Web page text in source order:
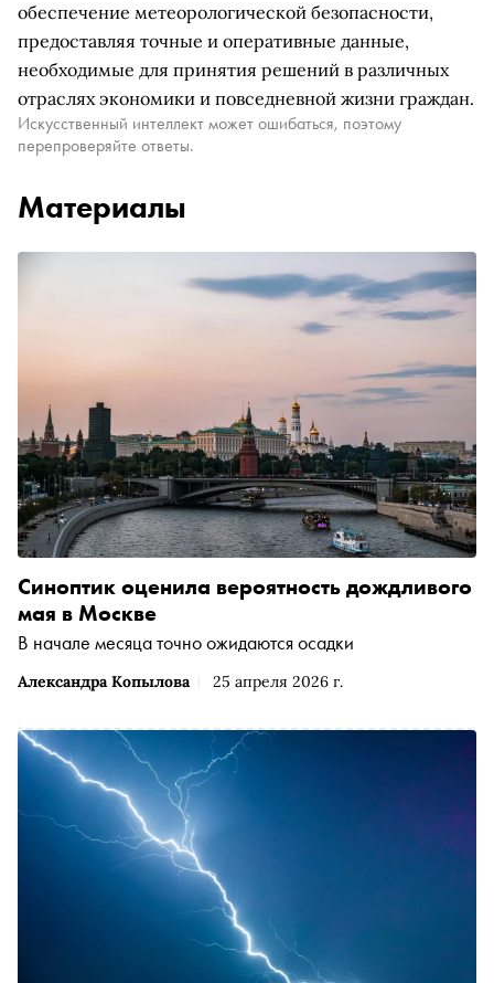
обеспечение метеорологической безопасности,
предоставляя точные и оперативные данные,
необходимые для принятия решений в различных
отраслях экономики и повседневной жизни граждан.
Искусственный интеллект может ошибаться, поэтому
перепроверяйте ответы.
Материалы
Александра Копылова 25 апреля 2026 г.
Синоптик оценила вероятность дождливого
мая в Москве
В начале месяца точно ожидаются осадки